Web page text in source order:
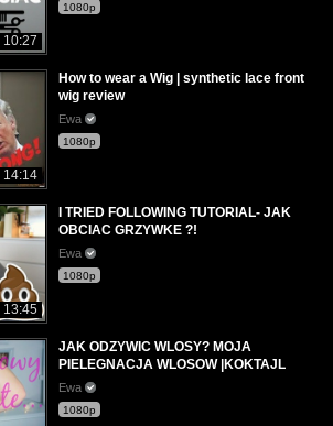
10:27
1080p
14:14
How to wear a Wig | synthetic lace front
wig review
Ewa
1080p
13:45
I TRIED FOLLOWING TUTORIAL- JAK
OBCIAC GRZYWKE ?!
Ewa
1080p
JAK ODZYWIC WLOSY? MOJA
PIELEGNACJA WLOSOW |KOKTAJL
Ewa
1080p